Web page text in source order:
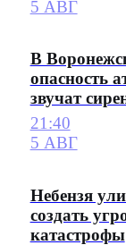
5 АВГ
В
опасность
звучат
21:40
5 АВГ
Небензя
создать
катастрофы